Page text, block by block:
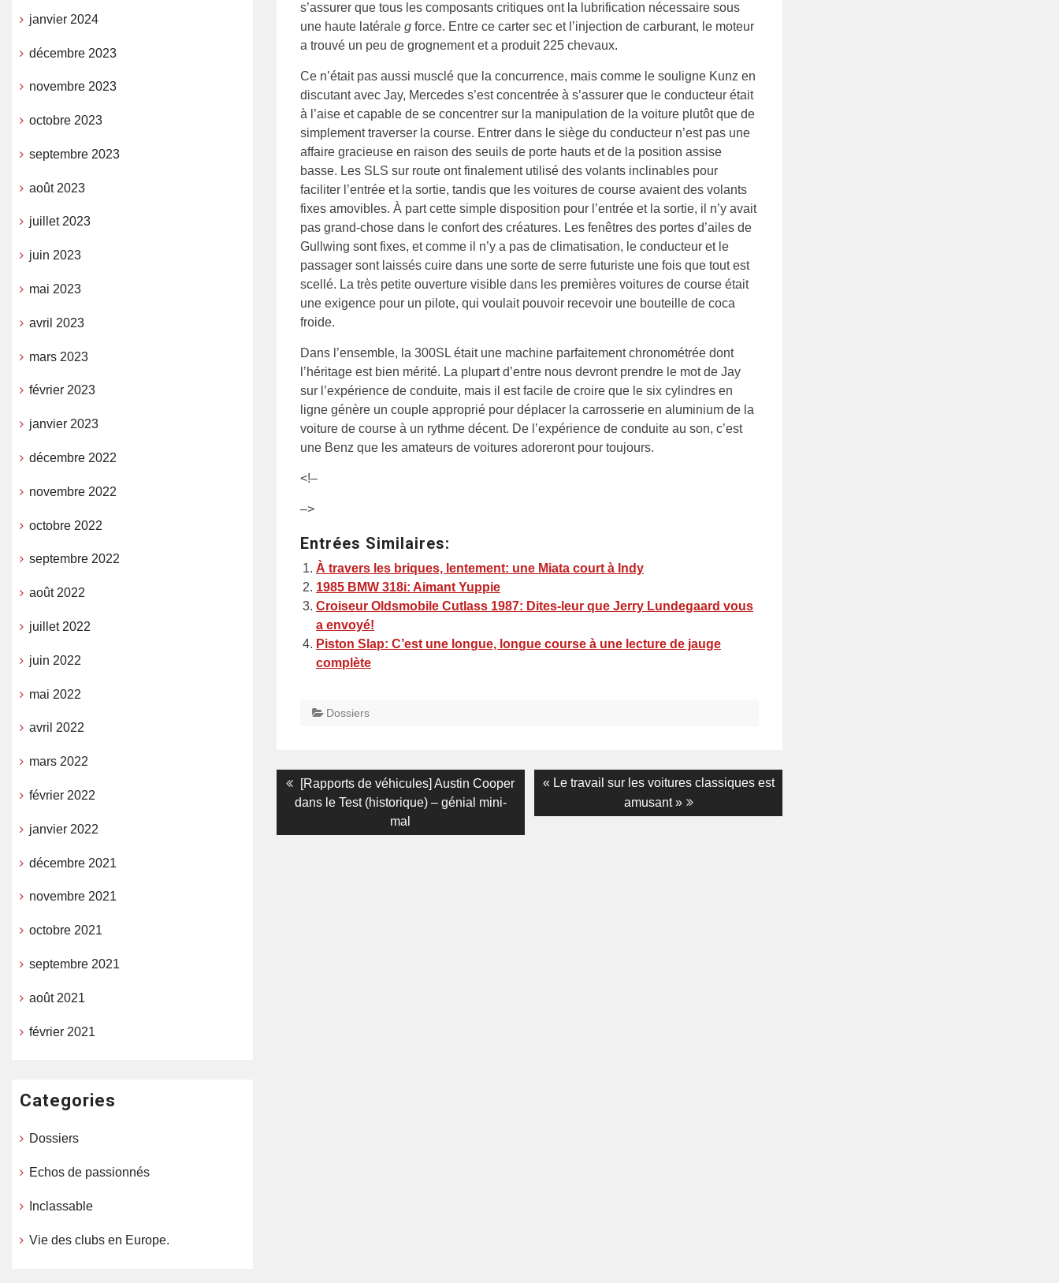
s’assurer que tous les composants critiques ont la lubrification nécessaire sous
une haute latérale g force. Entre ce carter sec et l’injection de carburant, le moteur
a trouvé un peu de grognement et a produit 225 chevaux.
Ce n’était pas aussi musclé que la concurrence, mais comme le souligne Kunz en
discutant avec Jay, Mercedes s’est concentrée à s’assurer que le conducteur était
à l’aise et capable de se concentrer sur la manipulation de la voiture plutôt que de
simplement traverser la course. Entrer dans le siège du conducteur n’est pas une
affaire gracieuse en raison des seuils de porte hauts et de la position assise
basse. Les SLS sur route ont finalement utilisé des volants inclinables pour
faciliter l’entrée et la sortie, tandis que les voitures de course avaient des volants
fixes amovibles. À part cette simple disposition pour l’entrée et la sortie, il n’y avait
pas grand-chose dans le confort des créatures. Les fenêtres des portes d’ailes de
Gullwing sont fixes, et comme il n’y a pas de climatisation, le conducteur et le
passager sont laissés cuire dans une sorte de serre futuriste une fois que tout est
scellé. La très petite ouverture visible dans les premières voitures de course était
une exigence pour un pilote, qui voulait pouvoir recevoir une bouteille de coca
froide.
Dans l’ensemble, la 300SL était une machine parfaitement chronométrée dont
l’héritage est bien mérité. La plupart d’entre nous devront prendre le mot de Jay
sur l’expérience de conduite, mais il est facile de croire que le six cylindres en
ligne génère un couple approprié pour déplacer la carrosserie en aluminium de la
voiture de course à un rythme décent. De l’expérience de conduite au son, c’est
une Benz que les amateurs de voitures adoreront pour toujours.
<!–
–>
Entrées Similaires:
À travers les briques, lentement: une Miata court à Indy
1985 BMW 318i: Aimant Yuppie
Croiseur Oldsmobile Cutlass 1987: Dites-leur que Jerry Lundegaard vous
a envoyé!
Piston Slap: C’est une longue, longue course à une lecture de jauge
complète
Dossiers
Navigation
de
l’article
Previous
post:
[Rapports de véhicules] Austin Cooper
dans le Test (historique) – génial mini-
mal
Next
« Le travail sur les voitures classiques est
amusant »
janvier 2024
décembre 2023
novembre 2023
octobre 2023
septembre 2023
août 2023
juillet 2023
juin 2023
mai 2023
avril 2023
mars 2023
février 2023
janvier 2023
décembre 2022
novembre 2022
octobre 2022
septembre 2022
août 2022
juillet 2022
juin 2022
mai 2022
avril 2022
mars 2022
février 2022
janvier 2022
décembre 2021
novembre 2021
octobre 2021
septembre 2021
août 2021
février 2021
Categories
Dossiers
Echos de passionnés
Inclassable
Vie des clubs en Europe.